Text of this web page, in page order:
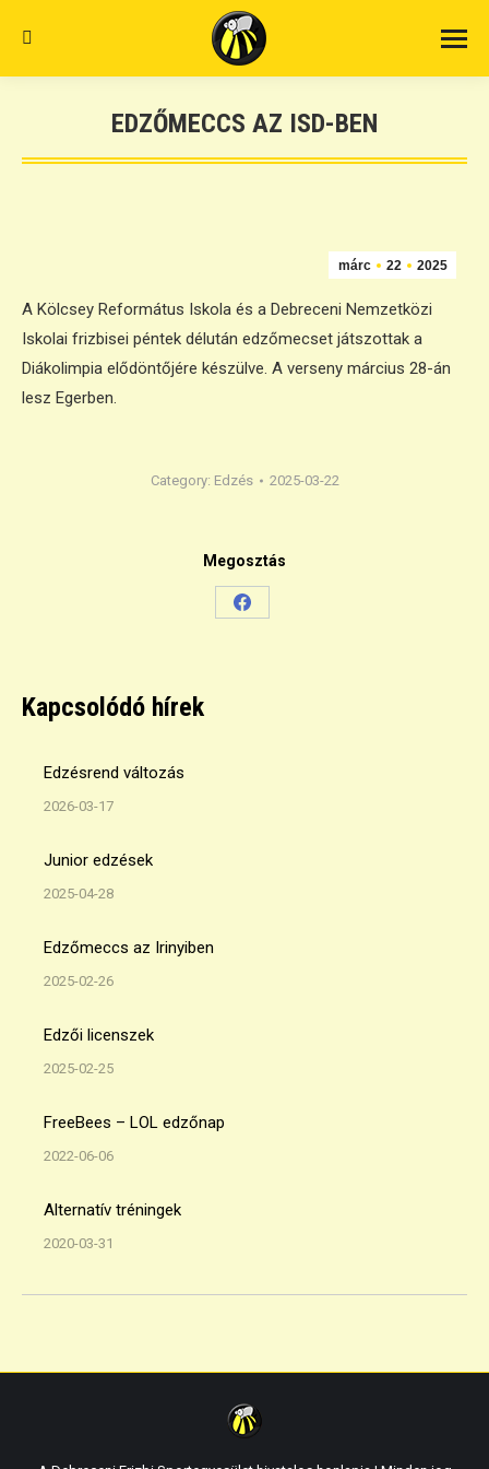
Search:
EDZŐMECCS AZ ISD-BEN
márc 22 2025
A Kölcsey Református Iskola és a Debreceni Nemzetközi
Iskolai frizbisei péntek délután edzőmecset játszottak a
Diákolimpia elődöntőjére készülve. A verseny március 28-án
lesz Egerben.
Category: Edzés 2025-03-22
Megosztás
Share
Kapcsolódó hírek
Edzésrend változás
2026-03-17
Junior edzések
2025-04-28
Edzőmeccs az Irinyiben
2025-02-26
Edzői licenszek
2025-02-25
FreeBees – LOL edzőnap
2022-06-06
Alternatív tréningek
2020-03-31